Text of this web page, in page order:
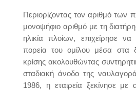
Περιορίζοντας τον αριθμό των
μονοψήφιο αριθμό με τη
ηλικία πλοίων, επιχείρησε να
πορεία του ομίλου μέσα στα
κρίσης ακολουθώντας
σταδιακή άνοδο της
1986, η εταιρεία ξεκίνησε